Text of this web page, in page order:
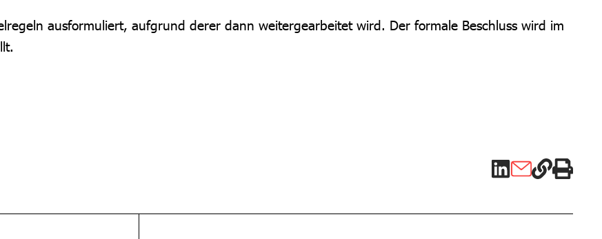
ausformuliert, aufgrund derer dann weitergearbeitet wird. Der formale Beschluss wird im